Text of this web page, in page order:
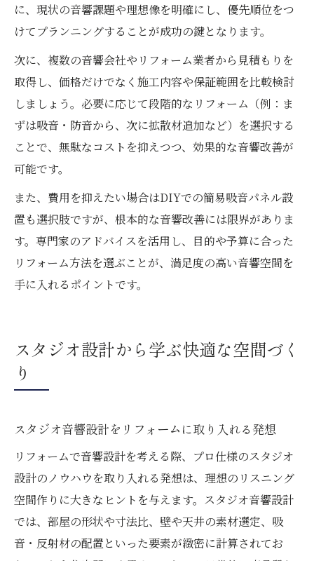
に、現状の音響課題や理想像を明確にし、優先順位をつ
けてプランニングすることが成功の鍵となります。
次に、複数の音響会社やリフォーム業者から見積もりを
取得し、価格だけでなく施工内容や保証範囲を比較検討
しましょう。必要に応じて段階的なリフォーム（例：ま
ずは吸音・防音から、次に拡散材追加など）を選択する
ことで、無駄なコストを抑えつつ、効果的な音響改善が
可能です。
また、費用を抑えたい場合はDIYでの簡易吸音パネル設
置も選択肢ですが、根本的な音響改善には限界がありま
す。専門家のアドバイスを活用し、目的や予算に合った
リフォーム方法を選ぶことが、満足度の高い音響空間を
手に入れるポイントです。
スタジオ設計から学ぶ快適な空間づく
り
スタジオ音響設計をリフォームに取り入れる発想
リフォームで音響設計を考える際、プロ仕様のスタジオ
設計のノウハウを取り入れる発想は、理想のリスニング
空間作りに大きなヒントを与えます。スタジオ音響設計
では、部屋の形状や寸法比、壁や天井の素材選定、吸
音・反射材の配置といった要素が緻密に計算されてお